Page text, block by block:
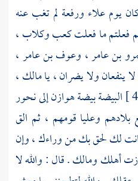
يوم علاء ورفعة لم تغب عنه
فعلتم ما فعلتكعبوكلاب،
بن عامر، وعوف بن عامر،
ينفعان ولا يضران ، يامالك،
البيضة بيضةهوازنإلى نحور
بلادهم وعليا قومهم ، ثم الق
لك لحق بك من وراءك ، وإن
أهلك ومالك . قال : والله لا